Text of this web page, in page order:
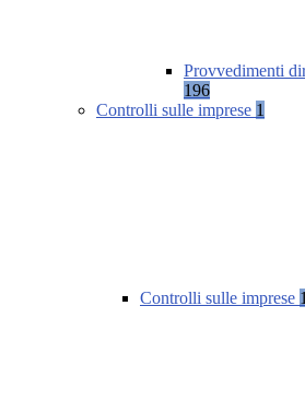
Provvedimenti
196
Controlli sulle imprese 1
Controlli sulle imprese 1